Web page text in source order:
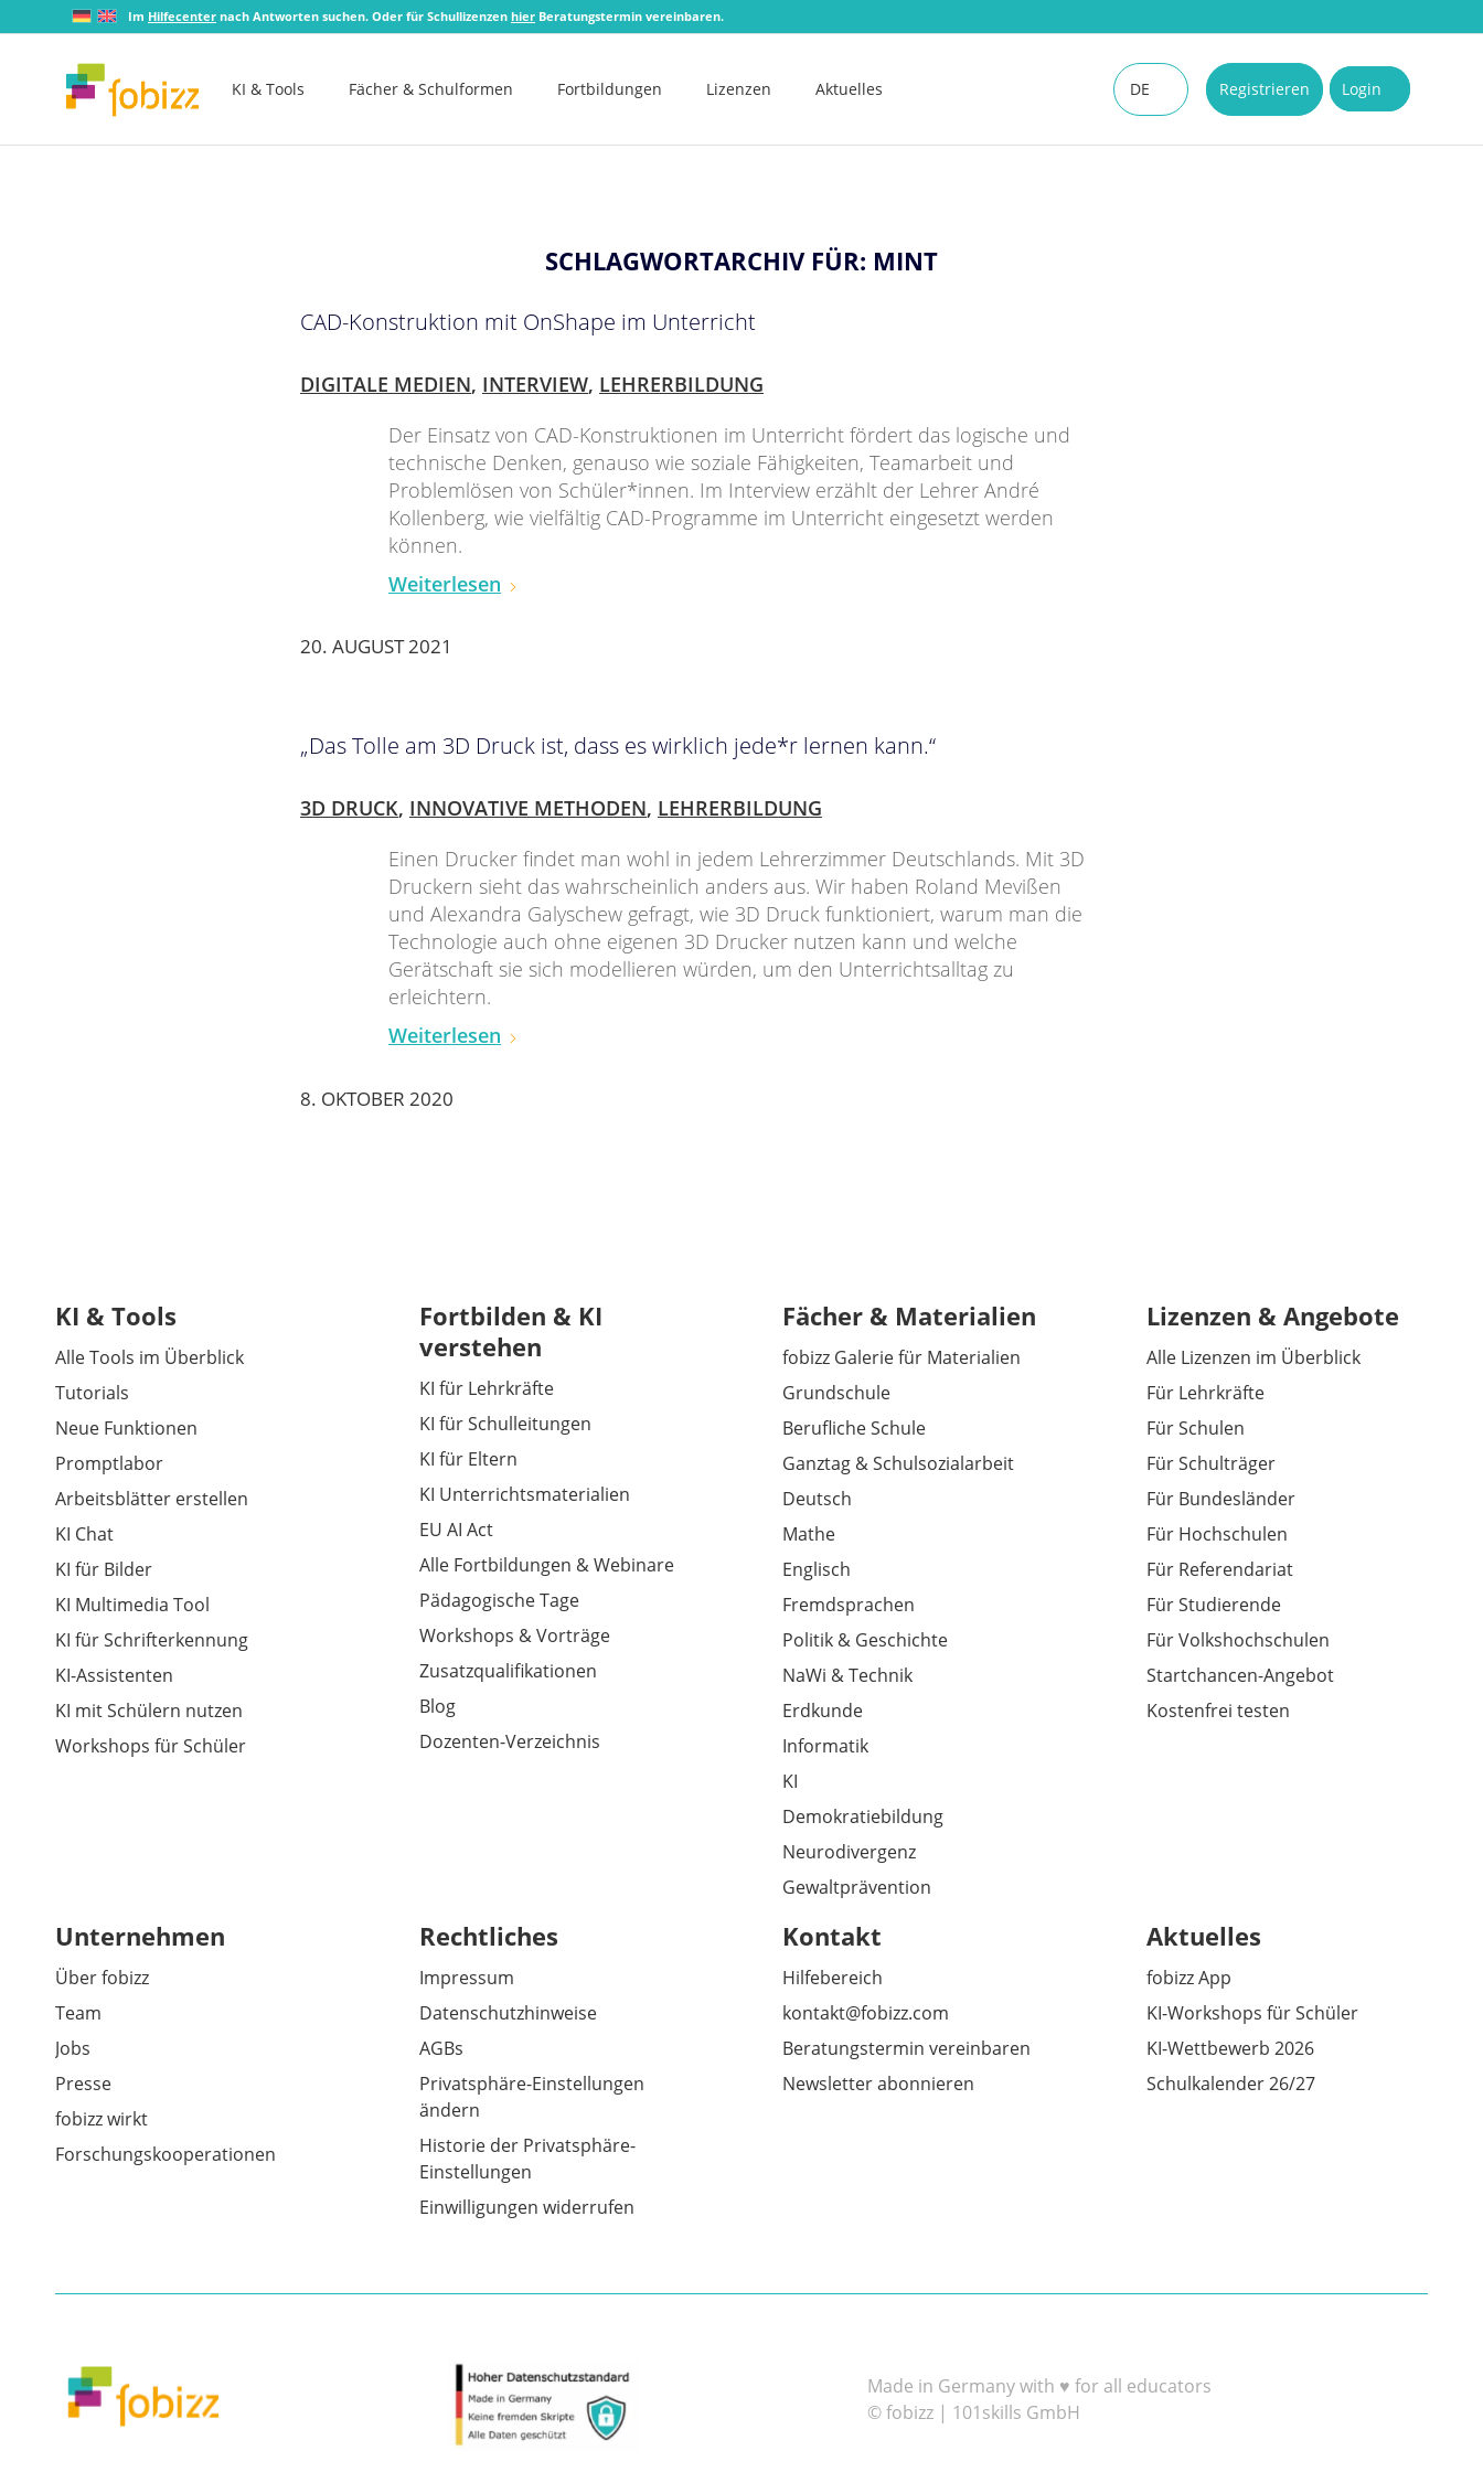
Im Hilfecenter nach Antworten suchen. Oder für Schullizenzen hier Beratungstermin vereinbaren.
KI & Tools Fächer & Schulformen Fortbildungen Lizenzen Aktuelles Registrieren Login
DE
SCHLAGWORTARCHIV FÜR: MINT
CAD-Konstruktion mit OnShape im Unterricht
DIGITALE MEDIEN, INTERVIEW, LEHRERBILDUNG
Der Einsatz von CAD-Konstruktionen im Unterricht fördert das logische und
technische Denken, genauso wie soziale Fähigkeiten, Teamarbeit und
Problemlösen von Schüler*innen. Im Interview erzählt der Lehrer André
Kollenberg, wie vielfältig CAD-Programme im Unterricht eingesetzt werden
können.
Weiterlesen
20. AUGUST 2021
„Das Tolle am 3D Druck ist, dass es wirklich jede*r lernen kann.“
3D DRUCK, INNOVATIVE METHODEN, LEHRERBILDUNG
Einen Drucker findet man wohl in jedem Lehrerzimmer Deutschlands. Mit 3D
Druckern sieht das wahrscheinlich anders aus. Wir haben Roland Mevißen
und Alexandra Galyschew gefragt, wie 3D Druck funktioniert, warum man die
Technologie auch ohne eigenen 3D Drucker nutzen kann und welche
Gerätschaft sie sich modellieren würden, um den Unterrichtsalltag zu
erleichtern.
Weiterlesen
8. OKTOBER 2020
KI & Tools
Alle Tools im Überblick
Tutorials
Neue Funktionen
Promptlabor
Arbeitsblätter erstellen
KI Chat
KI für Bilder
KI Multimedia Tool
KI für Schrifterkennung
KI-Assistenten
KI mit Schülern nutzen
Workshops für Schüler
Fortbilden & KI
verstehen
KI für Lehrkräfte
KI für Schulleitungen
KI für Eltern
KI Unterrichtsmaterialien
EU AI Act
Alle Fortbildungen & Webinare
Pädagogische Tage
Workshops & Vorträge
Zusatzqualifikationen
Blog
Dozenten-Verzeichnis
Fächer & Materialien
fobizz Galerie für Materialien
Grundschule
Berufliche Schule
Ganztag & Schulsozialarbeit
Deutsch
Mathe
Englisch
Fremdsprachen
Politik & Geschichte
NaWi & Technik
Erdkunde
Informatik
KI
Demokratiebildung
Neurodivergenz
Gewaltprävention
Lizenzen & Angebote
Alle Lizenzen im Überblick
Für Lehrkräfte
Für Schulen
Für Schulträger
Für Bundesländer
Für Hochschulen
Für Referendariat
Für Studierende
Für Volkshochschulen
Startchancen-Angebot
Kostenfrei testen
Unternehmen
Über fobizz
Team
Jobs
Presse
fobizz wirkt
Forschungskooperationen
Rechtliches
Impressum
Datenschutzhinweise
AGBs
Privatsphäre-Einstellungen
ändern
Historie der Privatsphäre-
Einstellungen
Einwilligungen widerrufen
Kontakt
Hilfebereich
kontakt@fobizz.com
Beratungstermin vereinbaren
Newsletter abonnieren
Aktuelles
fobizz App
KI-Workshops für Schüler
KI-Wettbewerb 2026
Schulkalender 26/27
Made in Germany with ♥ for all educators
© fobizz | 101skills GmbH